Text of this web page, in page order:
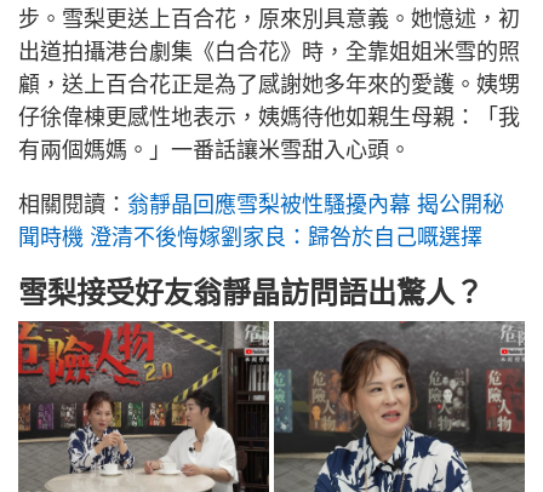
步。雪梨更送上百合花，原來別具意義。她憶述，初
出道拍攝港台劇集《白合花》時，全靠姐姐米雪的照
顧，送上百合花正是為了感謝她多年來的愛護。姨甥
仔徐偉棟更感性地表示，姨媽待他如親生母親：「我
有兩個媽媽。」一番話讓米雪甜入心頭。
相關閱讀： 翁靜晶回應雪梨被性騷擾內幕 揭公開秘
聞時機 澄清不後悔嫁劉家良：歸咎於自己嘅選擇
雪梨接受好友翁靜晶訪問語出驚人？